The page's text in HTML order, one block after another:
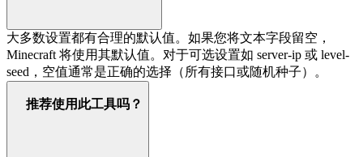
大多数设置都有合理的默认值。如果您将文本字段留空，
Minecraft 将使用其默认值。对于可选设置如 server-ip 或 level-
seed，空值通常是正确的选择（所有接口或随机种子）。
推荐使用此工具吗？